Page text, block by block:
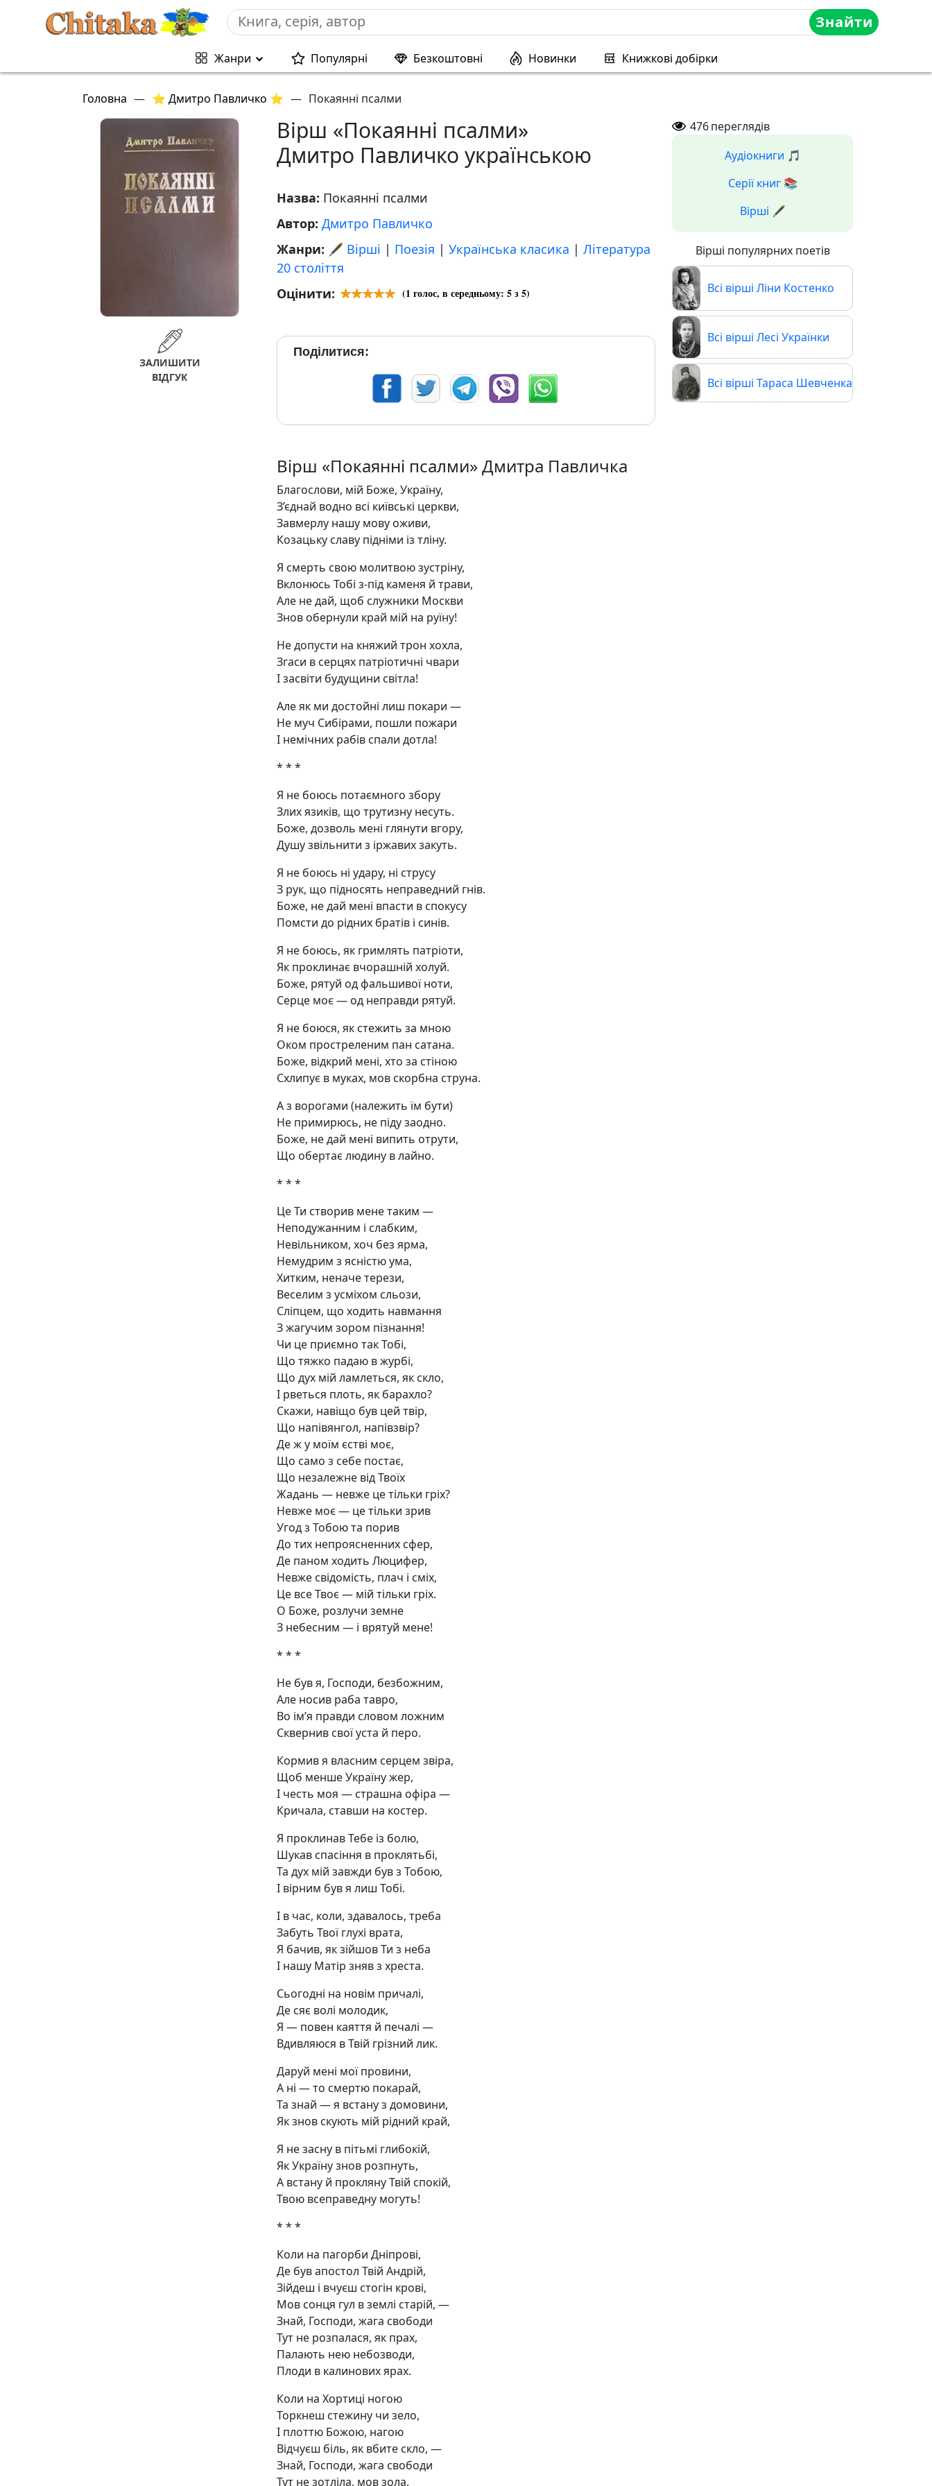
Знайти
Жанри Популярні Безкоштовні Новинки Книжкові добірки
Головна — ⭐ Дмитро Павличко ⭐ — Покаянні псалми
ЗАЛИШИТИ
ВІДГУК
Вірш «Покаянні псалми»
Дмитро Павличко українською
Назва: Покаянні псалми
Автор: Дмитро Павличко
Жанри: 🖋️ Вірші | Поезія | Українська класика | Література
20 століття
Оцінити:
(1 голос, в середньому: 5з 5)
Поділитися:
Вірш «Покаянні псалми» Дмитра Павличка
Благослови, мій Боже, Україну,
З’єднай водно всі київські церкви,
Завмерлу нашу мову оживи,
Козацьку славу підніми із тліну.
Я смерть свою молитвою зустріну,
Вклонюсь Тобі з-під каменя й трави,
Але не дай, щоб служники Москви
Знов обернули край мій на руїну!
Не допусти на княжий трон хохла,
Згаси в серцях патріотичні чвари
І засвіти будущини світла!
Але як ми достойні лиш покари —
Не муч Сибірами, пошли пожари
І немічних рабів спали дотла!
* * *
Я не боюсь потаємного збору
Злих язиків, що трутизну несуть.
Боже, дозволь мені глянути вгору,
Душу звільнити з іржавих закуть.
Я не боюсь ні удару, ні струсу
З рук, що підносять неправедний гнів.
Боже, не дай мені впасти в спокусу
Помсти до рідних братів і синів.
Я не боюсь, як гримлять патріоти,
Як проклинає вчорашній холуй.
Боже, рятуй од фальшивої ноти,
Серце моє — од неправди рятуй.
Я не боюся, як стежить за мною
Оком простреленим пан сатана.
Боже, відкрий мені, хто за стіною
Схлипує в муках, мов скорбна струна.
А з ворогами (належить їм бути)
Не примирюсь, не піду заодно.
Боже, не дай мені випить отрути,
Що обертає людину в лайно.
* * *
Це Ти створив мене таким —
Неподужанним і слабким,
Невільником, хоч без ярма,
Немудрим з ясністю ума,
Хитким, неначе терези,
Веселим з усміхом сльози,
Сліпцем, що ходить навмання
З жагучим зором пізнання!
Чи це приємно так Тобі,
Що тяжко падаю в журбі,
Що дух мій ламлеться, як скло,
І рветься плоть, як барахло?
Скажи, навіщо був цей твір,
Що напівянгол, напівзвір?
Де ж у моїм єстві моє,
Що само з себе постає,
Що незалежне від Твоїх
Жадань — невже це тільки гріх?
Невже моє — це тільки зрив
Угод з Тобою та порив
До тих непроясненних сфер,
Де паном ходить Люцифер,
Невже свідомість, плач і сміх,
Це все Твоє — мій тільки гріх.
О Боже, розлучи земне
З небесним — і врятуй мене!
* * *
Не був я, Господи, безбожним,
Але носив раба тавро,
Во ім’я правди словом ложним
Сквернив свої уста й перо.
Кормив я власним серцем звіра,
Щоб менше Україну жер,
І честь моя — страшна офіра —
Кричала, ставши на костер.
Я проклинав Тебе із болю,
Шукав спасіння в проклятьбі,
Та дух мій завжди був з Тобою,
І вірним був я лиш Тобі.
І в час, коли, здавалось, треба
Забуть Твої глухі врата,
Я бачив, як зійшов Ти з неба
І нашу Матір зняв з хреста.
Сьогодні на новім причалі,
Де сяє волі молодик,
Я — повен каяття й печалі —
Вдивляюся в Твій грізний лик.
Даруй мені мої провини,
А ні — то смертю покарай,
Та знай — я встану з домовини,
Як знов скують мій рідний край,
Я не засну в пітьмі глибокій,
Як Україну знов розпнуть,
А встану й прокляну Твій спокій,
Твою всеправедну могуть!
* * *
Коли на пагорби Дніпрові,
Де був апостол Твій Андрій,
Зійдеш і вчуєш стогін крові,
Мов сонця гул в землі старій, —
Знай, Господи, жага свободи
Тут не розпалася, як прах,
Палають нею небозводи,
Плоди в калинових ярах.
Коли на Хортиці ногою
Торкнеш стежину чи зело,
І плоттю Божою, нагою
Відчуєш біль, як вбите скло, —
Знай, Господи, жага свободи
Тут не зотліла, мов зола,
476переглядів
Аудіокниги 🎵
Серії книг 📚
Вірші 🖋️
Вірші популярних поетів
Всі вірші Ліни Костенко
Всі вірші Лесі Українки
Всі вірші Тараса Шевченка